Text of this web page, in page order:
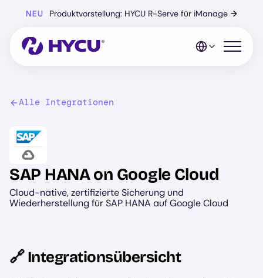
Hauptinhalt
NEU Produktvorstellung: HYCU R-Serve für iManage →
Mobiles
Alle Integrationen
Image
SAP HANA on Google Cloud
Cloud-native, zertifizierte Sicherung und
Wiederherstellung für SAP HANA auf Google Cloud
🔗 Integrationsübersicht